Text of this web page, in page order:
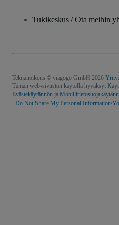
Tukikeskus / Ota meihin
Tekijänoikeus © viagogo GmbH 2026
Tämän web-sivuston käytöllä hyväksyt
Evästekäytännön ja
Do Not Share My Personal Information/